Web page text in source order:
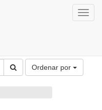
Ordenar por